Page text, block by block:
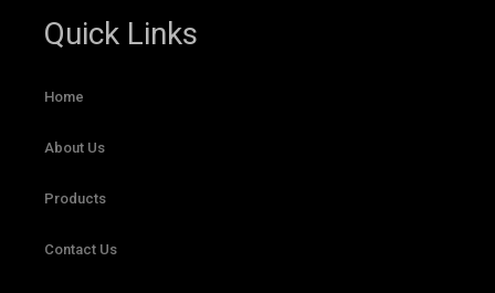
Quick Links
Home
About Us
Products
Contact Us